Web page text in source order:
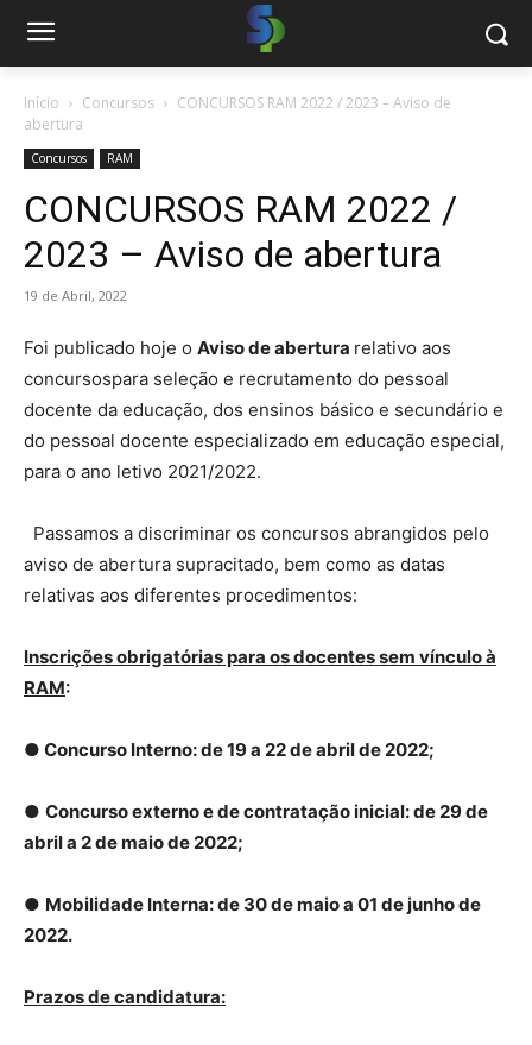
Início Concursos
CONCURSOS RAM 2022 / 2023 – Aviso de
abertura
Concursos RAM
CONCURSOS RAM 2022 /
2023 – Aviso de abertura
19 de Abril, 2022
Foi publicado hoje o Aviso de abertura relativo aos
concursospara seleção e recrutamento do pessoal
docente da educação, dos ensinos básico e secundário e
do pessoal docente especializado em educação especial,
para o ano letivo 2021/2022.
Passamos a discriminar os concursos abrangidos pelo
aviso de abertura supracitado, bem como as datas
relativas aos diferentes procedimentos:
Inscrições obrigatórias para os docentes sem vínculo à
RAM:
● Concurso Interno: de 19 a 22 de abril de 2022;
● Concurso externo e de contratação inicial: de 29 de
abril a 2 de maio de 2022;
● Mobilidade Interna: de 30 de maio a 01 de junho de
2022.
Prazos de candidatura: